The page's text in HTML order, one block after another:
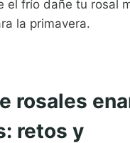
el frío dañe tu rosal
la primavera.
rosales
retos y